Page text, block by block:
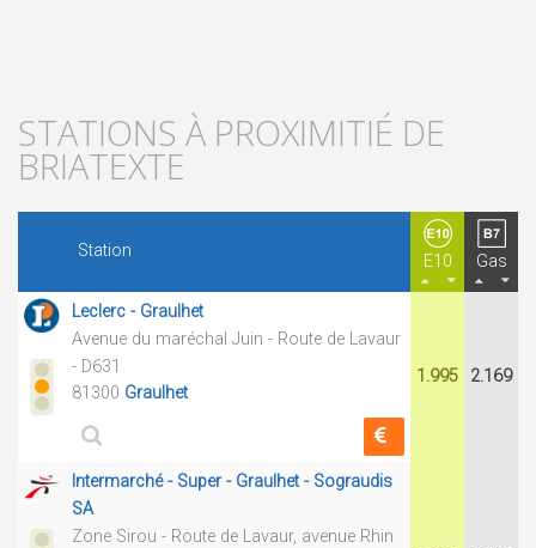
STATIONS À PROXIMITIÉ DE
BRIATEXTE
Station
E10 Gas
Leclerc - Graulhet
Avenue du maréchal Juin - Route de Lavaur
- D631
81300 Graulhet
1.995 2.169
Intermarché - Super - Graulhet - Sograudis
SA
Zone Sirou - Route de Lavaur, avenue Rhin